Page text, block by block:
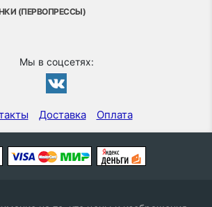
(ПЕРВОПРЕССЫ)
Мы в соцсетях:
Доставка Оплата